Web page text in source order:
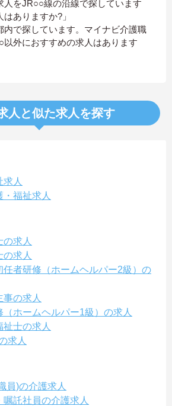
人をJR○○線の沿線で探しています
ありますか?」
内で探しています。マイナビ介護職
外におすすめの求人はあります
人と似た求人を探す
人
福祉求人
求人
求人
任者研修（ホームヘルパー2級）の
の求人
ホームヘルパー1級）の求人
士の求人
求人
員)の介護求人
託社員の介護求人